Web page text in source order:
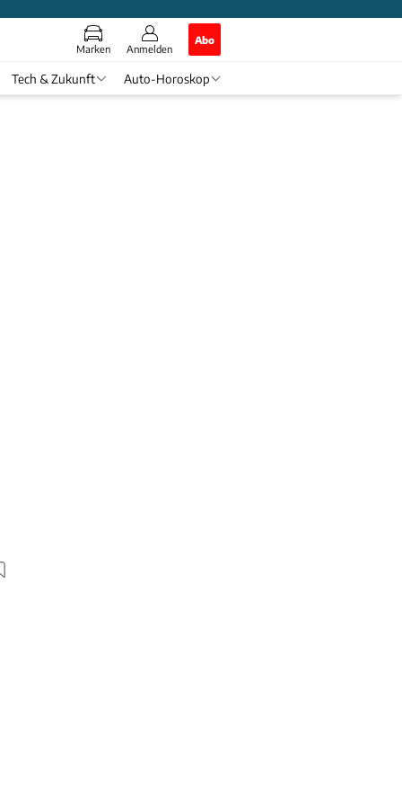
Marken Anmelden
Abo
Tech & Zukunft Auto-Horoskop